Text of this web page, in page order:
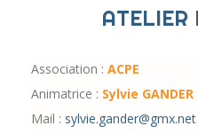
ATELIER
Association : ACPE
Animatrice : Sylvie GANDER
Mail : sylvie.gander@gmx.net